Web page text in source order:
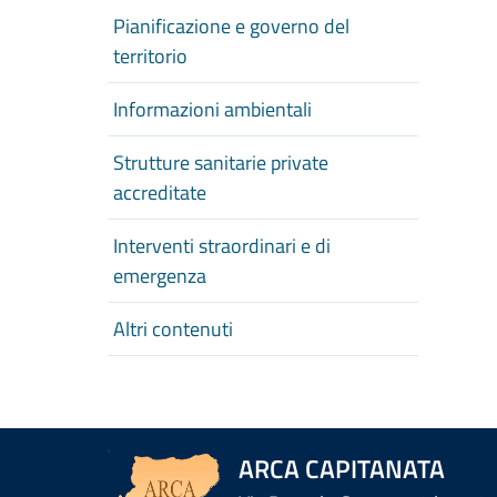
Pianificazione e governo del
territorio
Informazioni ambientali
Strutture sanitarie private
accreditate
Interventi straordinari e di
emergenza
Altri contenuti
ARCA CAPITANATA